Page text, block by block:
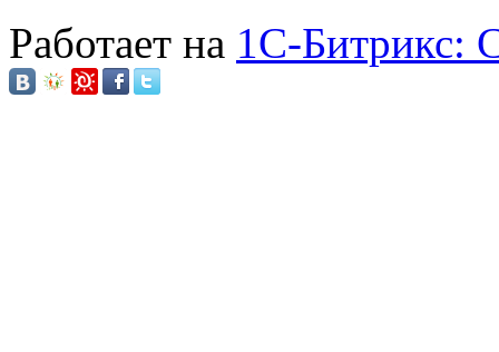
Работает на 1C-Битрикс: